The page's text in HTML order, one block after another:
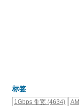
标签
1Gbps 带宽 (4634)